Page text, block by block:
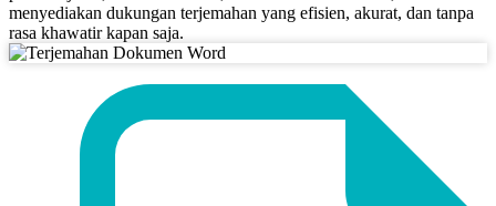
menyediakan dukungan terjemahan yang efisien, akurat, dan tanpa
rasa khawatir kapan saja.